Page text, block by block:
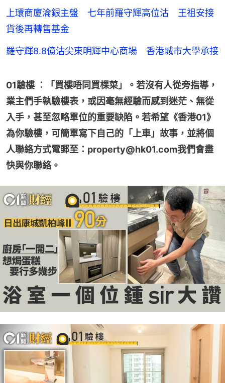
上環商廈淪銀主盤 七年前羅守輝高位沽 王祖安接
貨後再轉售基金
羅守輝8.8億沽尖東明輝中心商場 香港城市大學承接
01驗樓 ︰「買樓唔同買棵菜」。若沒有人從旁指導，
業主們手執驗樓表，或因毫無經驗而感到迷茫、無從
入手，甚至忽略單位的重要缺陷。若希望《香港01》
為你驗樓，可簡單寫下自己的「上車」故事，並將個
人聯絡方式電郵至：property@hk01.com我們會盡
快與你聯絡。